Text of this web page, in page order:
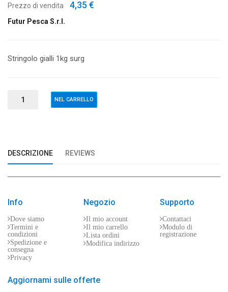
Prezzo di vendita
4,35 €
Futur Pesca S.r.l.
Stringolo gialli 1kg surg
DESCRIZIONE REVIEWS
Info
Dove siamo
Termini e
condizioni
Spedizione e
consegna
Privacy
Negozio
Il mio account
Il mio carrello
Lista ordini
Modifica indirizzo
Supporto
Contattaci
Modulo di
registrazione
Aggiornami sulle offerte